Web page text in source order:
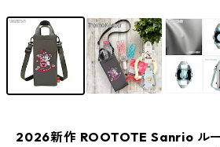
2026新作 ROOTOTE Sanrio ル